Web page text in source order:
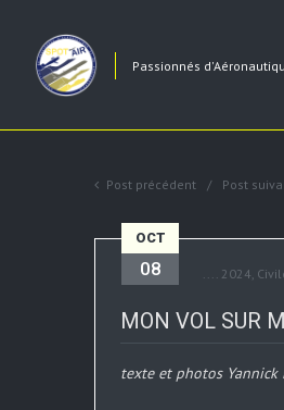
Passionnés
Post précédent Post
OCT
08 .... 2024,
MON VOL SUR
texte et photos Yannick